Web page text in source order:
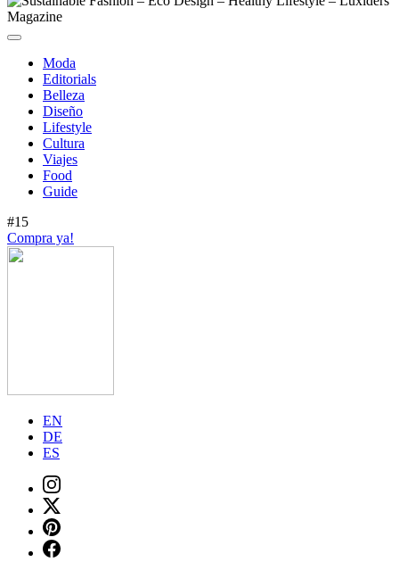
Moda
Editorials
Belleza
Diseño
Lifestyle
Cultura
Viajes
Food
Guide
#15
Compra ya!
EN
DE
ES